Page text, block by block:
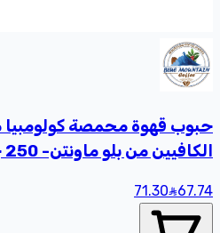
الكافيين من بلو ماونتن- 250 جم
67.74
71.30